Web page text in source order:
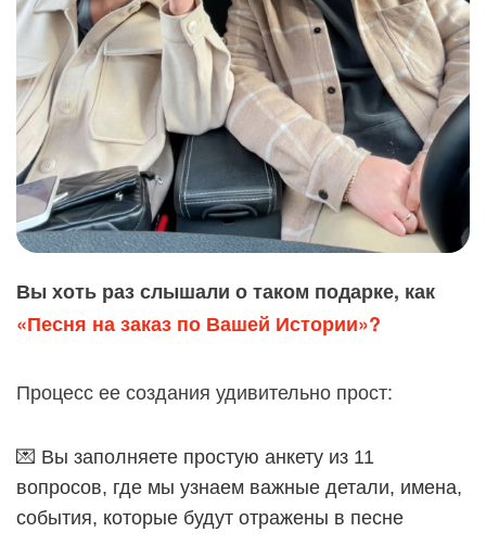
Вы хоть раз слышали о таком подарке, как
«Песня на заказ по Вашей Истории»?
Процесс ее создания удивительно прост:
💌 Вы заполняете простую анкету из 11
вопросов, где мы узнаем важные детали, имена,
события, которые будут отражены в песне